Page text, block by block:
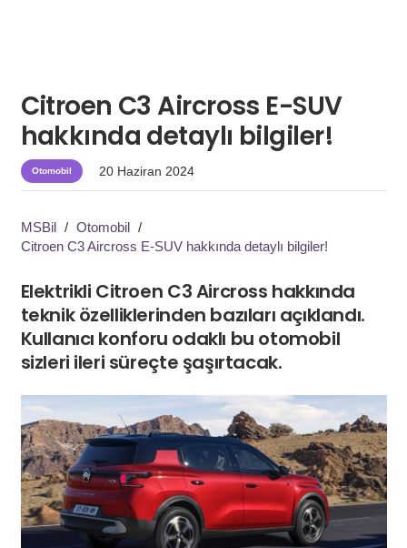
Citroen C3 Aircross E-SUV
hakkında detaylı bilgiler!
Otomobil 20 Haziran 2024
MSBil / Otomobil /
Citroen C3 Aircross E-SUV hakkında detaylı bilgiler!
Elektrikli Citroen C3 Aircross hakkında
teknik özelliklerinden bazıları açıklandı.
Kullanıcı konforu odaklı bu otomobil
sizleri ileri süreçte şaşırtacak.